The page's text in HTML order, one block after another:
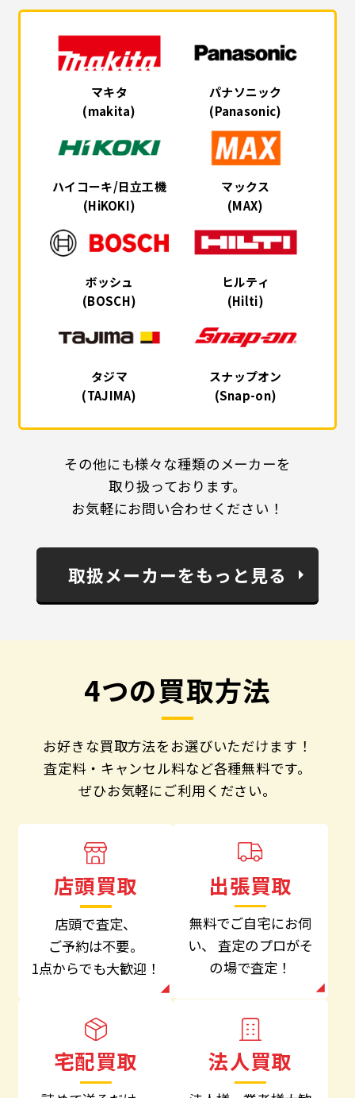
マキタ
(makita)
パナソニック
(Panasonic)
ハイコーキ/日立工機
(HiKOKI)
マックス
(MAX)
ボッシュ
(BOSCH)
ヒルティ
(Hilti)
タジマ
(TAJIMA)
スナップオン
(Snap-on)
その他にも様々な種類のメーカーを
取り扱っております。
お気軽にお問い合わせください！
取扱メーカーをもっと見る
4つの買取方法
お好きな買取方法をお選びいただけます！
査定料・キャンセル料など各種無料です。
ぜひお気軽にご利用ください。
店頭買取
店頭で査定、
ご予約は不要。
1点からでも大歓迎！
出張買取
無料でご自宅にお伺
い、 査定のプロがそ
の場で査定！
宅配買取 法人買取